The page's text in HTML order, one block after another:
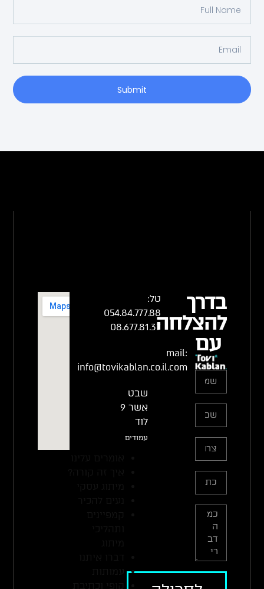
Submit
בדרך
להצלחה
עם
טל:
054.84.777.88
08.677.81.37
mail:
info@tovikablan.co.il.com
שבט
אשר 9
לוד
עמודים